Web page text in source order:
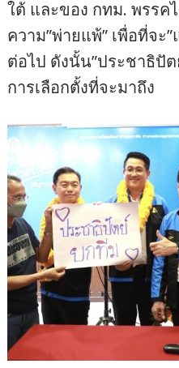
ใต้ และของ กทม. พรรค
ความ”พ่ายแพ้” เพื่อที่จะ
ต่อไป ดังนั้น”ประชาธิปั
การเลือกตั้งที่จะมาถึง